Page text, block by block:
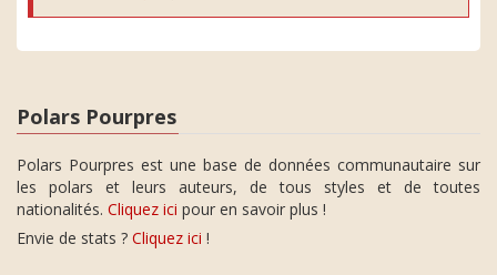
Polars Pourpres
Polars Pourpres est une base de données communautaire sur
les polars et leurs auteurs, de tous styles et de toutes
nationalités. Cliquez ici pour en savoir plus !
Envie de stats ? Cliquez ici !